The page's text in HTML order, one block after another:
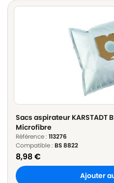
Sacs aspirateur KARSTADT
Microfibre
Référence : 113276
Compatible : BS 8822
8,98€
Ajouter